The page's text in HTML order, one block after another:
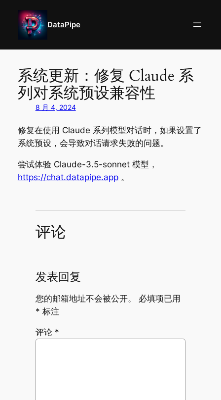
DataPipe
系统更新：修复 Claude 系
列对系统预设兼容性
8 月 4, 2024
修复在使用 Claude 系列模型对话时，如果设置了
系统预设，会导致对话请求失败的问题。
尝试体验 Claude-3.5-sonnet 模型，
https://chat.datapipe.app。
评论
发表回复
您的邮箱地址不会被公开。
必填项已用
* 标注
评论 *